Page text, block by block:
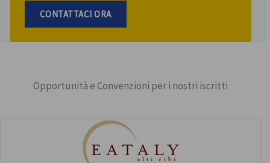
CONTATTACI ORA
Opportunità e Convenzioni per i nostri iscritti